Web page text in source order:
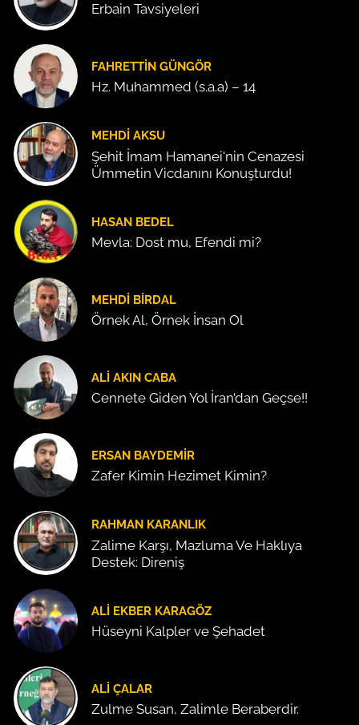
Erbain Tavsiyeleri
FAHRETTIN GÜNGÖR
Hz. Muhammed (s.a.a) – 14
MEHDI AKSU
Şehit İmam Hamanei'nin Cenazesi
Ümmetin Vicdanını Konuşturdu!
HASAN BEDEL
Mevla: Dost mu, Efendi mi?
MEHDI BIRDAL
Örnek Al, Örnek İnsan Ol
ALI AKIN CABA
Cennete Giden Yol İran’dan Geçse!!
ERSAN BAYDEMIR
Zafer Kimin Hezimet Kimin?
RAHMAN KARANLIK
Zalime Karşı, Mazluma Ve Haklıya
Destek: Direniş
ALI EKBER KARAGÖZ
Hüseyni Kalpler ve Şehadet
ALI ÇALAR
Zulme Susan, Zalimle Beraberdir.